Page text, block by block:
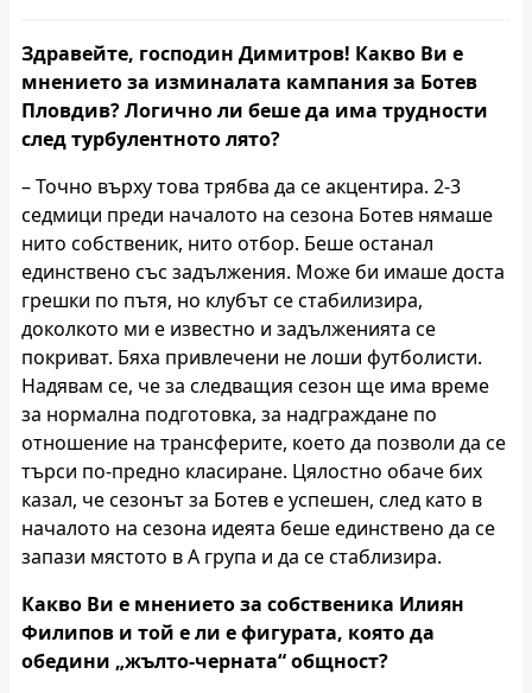
Здравейте, господин Димитров! Какво Ви е
мнението за изминалата кампания за Ботев
Пловдив? Логично ли беше да има трудности
след турбулентното лято?
– Точно върху това трябва да се акцентира. 2-3
седмици преди началото на сезона Ботев нямаше
нито собственик, нито отбор. Беше останал
единствено със задължения. Може би имаше доста
грешки по пътя, но клубът се стабилизира,
доколкото ми е известно и задълженията се
покриват. Бяха привлечени не лоши футболисти.
Надявам се, че за следващия сезон ще има време
за нормална подготовка, за надграждане по
отношение на трансферите, което да позволи да се
търси по-предно класиране. Цялостно обаче бих
казал, че сезонът за Ботев е успешен, след като в
началото на сезона идеята беше единствено да се
запази мястото в А група и да се стаблизира.
Какво Ви е мнението за собственика Илиян
Филипов и той е ли е фигурата, която да
обедини „жълто-черната“ общност?